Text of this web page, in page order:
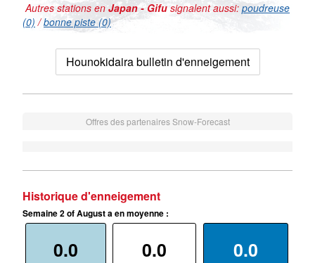
Autres stations en Japan - Gifu signalent aussi: poudreuse
(0) /bonne piste (0)
Hounokidaira bulletin d'enneigement
Offres des partenaires Snow-Forecast
Historique d'enneigement
Semaine 2 of August a en moyenne :
0.0 0.0 0.0